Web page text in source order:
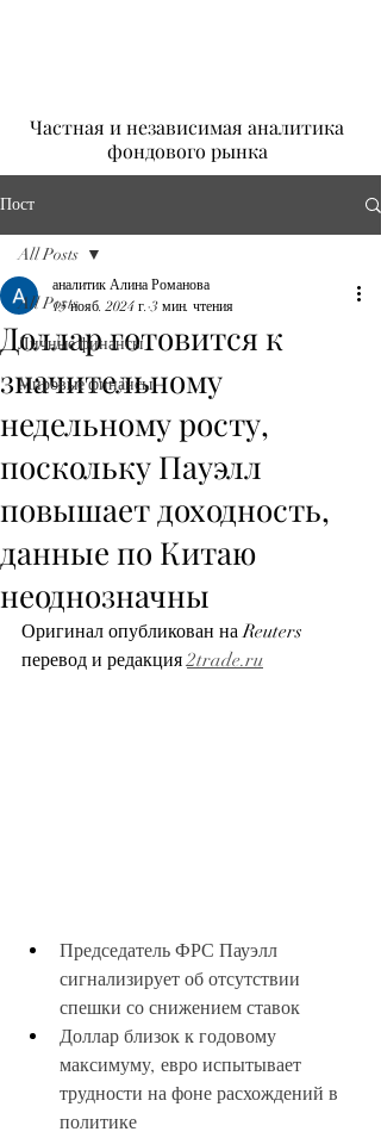
Частная и независимая аналитика
фондового рынка
Пост
All Posts
Личные финансы
Мировые финансы
All Posts
Доллар готовится к
значительному
недельному росту,
поскольку Пауэлл
повышает доходность,
данные по Китаю
неоднозначны
аналитик Алина Романова
15 нояб. 2024 г. 3 мин. чтения
Оригинал опубликован на Reuters
перевод и редакция 2trade.ru
Председатель ФРС Пауэлл
сигнализирует об отсутствии
спешки со снижением ставок
Доллар близок к годовому
максимуму, евро испытывает
трудности на фоне расхождений в
политике